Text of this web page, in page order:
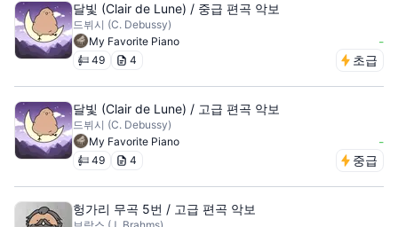
달빛 (Clair de Lune) / 중급 편곡 악보
드뷔시 (C. Debussy)
My Favorite Piano
-
49 4 초급
달빛 (Clair de Lune) / 고급 편곡 악보
드뷔시 (C. Debussy)
My Favorite Piano
-
49 4 중급
헝가리 무곡 5번 / 고급 편곡 악보